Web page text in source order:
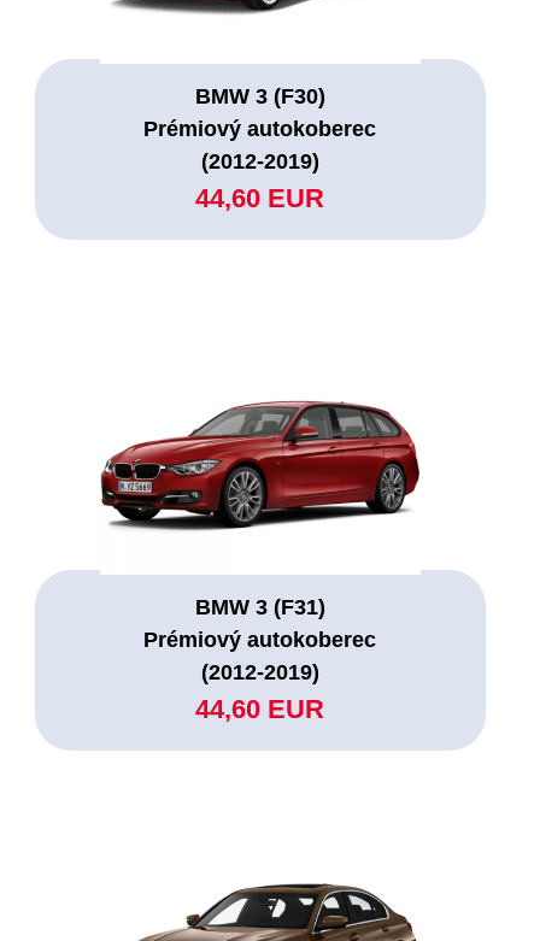
BMW 3 (F30)
Prémiový autokoberec
(2012-2019)
44,60 EUR
BMW 3 (F31)
Prémiový autokoberec
(2012-2019)
44,60 EUR